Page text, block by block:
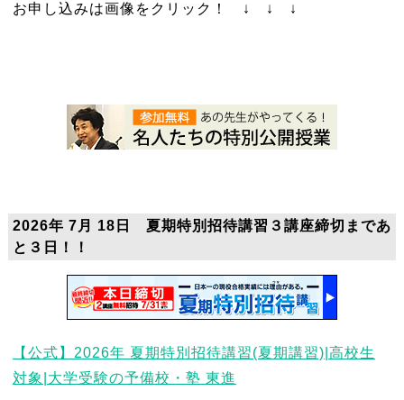
お申し込みは画像をクリック！ ↓ ↓ ↓
2026年 7月 18日 夏期特別招待講習３講座締切まであ
と３日！！
【公式】2026年 夏期特別招待講習(夏期講習)|高校生
対象|大学受験の予備校・塾 東進